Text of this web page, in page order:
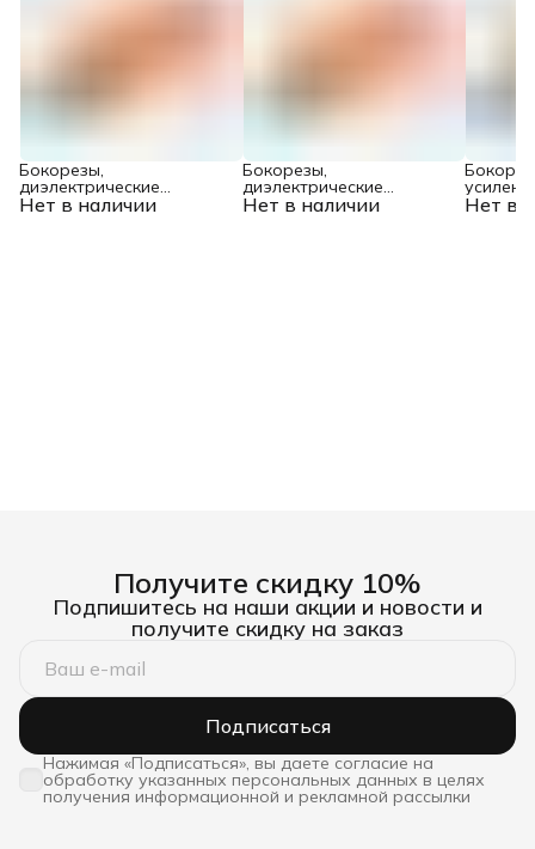
Нет в наличии
Бокорезы,
диэлектрические
рукоятки, до 1000 В, Нет в наличии
Бокорезы,
диэлектрические
рукоятки, до 1000 В, Нет в
Получите скидку 10%
Подпишитесь на наши акции и новости и
получите скидку на заказ
Подписаться
Нажимая «Подписаться», вы даете согласие на
обработку указанных персональных данных в целях
получения информационной и рекламной рассылки